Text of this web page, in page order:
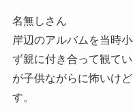
名無しさん
岸辺のアルバムを当時
ず親に付き合って観て
が子供ながらに怖いけ
す。